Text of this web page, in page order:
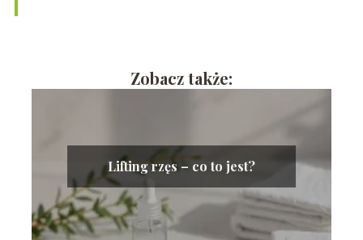
Zobacz także:
Lifting rzęs – co to jest?